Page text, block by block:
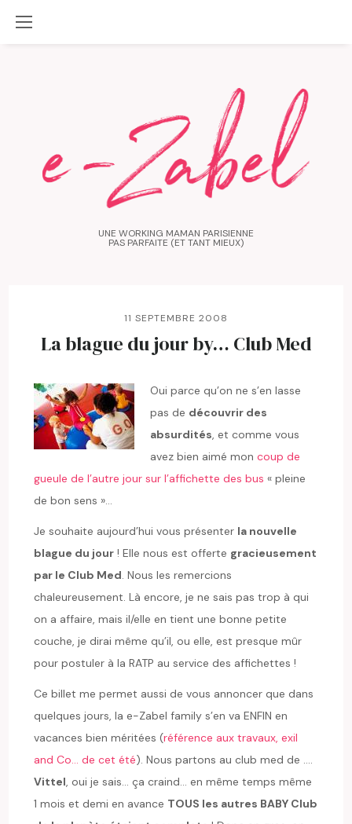
UNE WORKING MAMAN PARISIENNE
PAS PARFAITE (ET TANT MIEUX)
11 SEPTEMBRE 2008
La blague du jour by… Club Med
Oui parce qu’on ne s’en lasse
pas de découvrir des
absurdités, et comme vous
avez bien aimé moncoup de
gueule de l’autre jour sur l’affichette des bus « pleine
de bon sens »…
Je souhaite aujourd’hui vous présenter la nouvelle
blague du jour ! Elle nous est offerte gracieusement
par le Club Med. Nous les remercions
chaleureusement. Là encore, je ne sais pas trop à qui
on a affaire, mais il/elle en tient une bonne petite
couche, je dirai même qu’il, ou elle, est presque mûr
pour postuler à la RATP au service des affichettes !
Ce billet me permet aussi de vous annoncer que dans
quelques jours, la e-Zabel family s’en va ENFIN en
vacances bien méritées (référence aux travaux, exil
and Co… de cet été). Nous partons au club med de ….
Vittel, oui je sais… ça craind… en même temps même
1 mois et demi en avance TOUS les autres BABY Club